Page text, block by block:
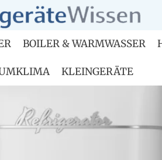
BOILER & WARMWASSER
KLEINGERÄTE